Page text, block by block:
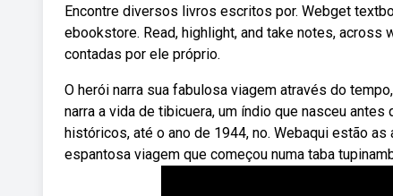
Encontre diversos livros escritos por. Webget
ebookstore. Read, highlight, and take notes, across
contadas por ele próprio.
O herói narra sua fabulosa viagem através do
narra a vida de tibicuera, um índio que nasceu
históricos, até o ano de 1944, no. Webaqui estão
espantosa viagem que começou numa taba